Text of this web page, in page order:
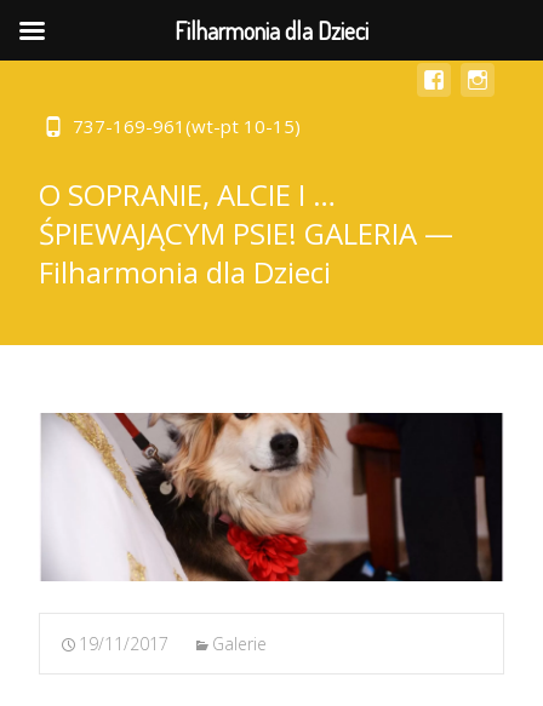
737-169-961(wt-pt 10-15)
O SOPRANIE, ALCIE I …
ŚPIEWAJĄCYM PSIE! GALERIA —
Filharmonia dla Dzieci
19/11/2017 Galerie
Filharmonia dla Dzieci